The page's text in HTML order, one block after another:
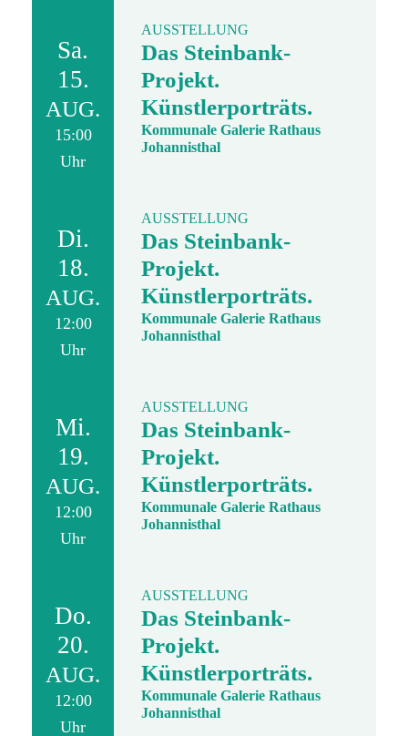
Sa.
15.
AUG.
15:00
Uhr
AUSSTELLUNG
Das Steinbank-
Projekt.
Künstlerporträts.
Kommunale Galerie Rathaus
Johannisthal
Di.
18.
AUG.
12:00
Uhr
AUSSTELLUNG
Das Steinbank-
Projekt.
Künstlerporträts.
Kommunale Galerie Rathaus
Johannisthal
Mi.
19.
AUG.
12:00
Uhr
AUSSTELLUNG
Das Steinbank-
Projekt.
Künstlerporträts.
Kommunale Galerie Rathaus
Johannisthal
Do.
20.
AUG.
12:00
Uhr
AUSSTELLUNG
Das Steinbank-
Projekt.
Künstlerporträts.
Kommunale Galerie Rathaus
Johannisthal